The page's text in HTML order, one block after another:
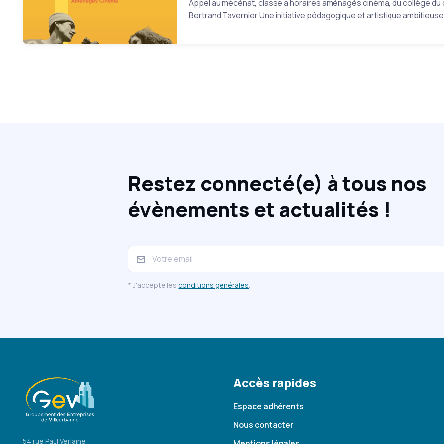
Appel au mécénat, classe à horaires aménagés cinéma, du collège du
Bertrand Tavernier Une initiative pédagogique et artistique ambitieuse
Restez connecté(e) à tous nos
évènements et actualités !
* J'accepte lesconditions générales.
54 rue Paul Verlaine
Accès rapides
Espace adhérents
Nous contacter